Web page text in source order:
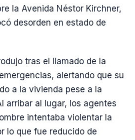
la Avenida Néstor Kirchner,
desorden en estado de
tras el llamado de la
alertando que su
a la vivienda pese a la
arribar al lugar, los agentes
intentaba violentar la
lo que fue reducido de